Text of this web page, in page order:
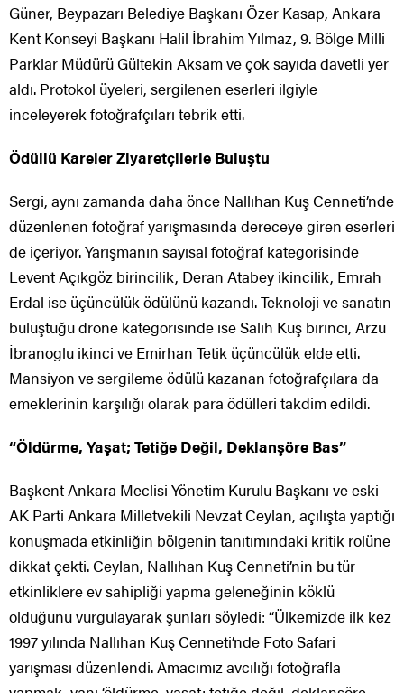
Güner, Beypazarı Belediye Başkanı Özer Kasap, Ankara
Kent Konseyi Başkanı Halil İbrahim Yılmaz, 9. Bölge Milli
Parklar Müdürü Gültekin Aksam ve çok sayıda davetli yer
aldı. Protokol üyeleri, sergilenen eserleri ilgiyle
inceleyerek fotoğrafçıları tebrik etti.
Ödüllü Kareler Ziyaretçilerle Buluştu
Sergi, aynı zamanda daha önce Nallıhan Kuş Cenneti’nde
düzenlenen fotoğraf yarışmasında dereceye giren eserleri
de içeriyor. Yarışmanın sayısal fotoğraf kategorisinde
Levent Açıkgöz birincilik, Deran Atabey ikincilik, Emrah
Erdal ise üçüncülük ödülünü kazandı. Teknoloji ve sanatın
buluştuğu drone kategorisinde ise Salih Kuş birinci, Arzu
İbranoglu ikinci ve Emirhan Tetik üçüncülük elde etti.
Mansiyon ve sergileme ödülü kazanan fotoğrafçılara da
emeklerinin karşılığı olarak para ödülleri takdim edildi.
“Öldürme, Yaşat; Tetiğe Değil, Deklanşöre Bas”
Başkent Ankara Meclisi Yönetim Kurulu Başkanı ve eski
AK Parti Ankara Milletvekili Nevzat Ceylan, açılışta yaptığı
konuşmada etkinliğin bölgenin tanıtımındaki kritik rolüne
dikkat çekti. Ceylan, Nallıhan Kuş Cenneti’nin bu tür
etkinliklere ev sahipliği yapma geleneğinin köklü
olduğunu vurgulayarak şunları söyledi: “Ülkemizde ilk kez
1997 yılında Nallıhan Kuş Cenneti’nde Foto Safari
yarışması düzenlendi. Amacımız avcılığı fotoğrafla